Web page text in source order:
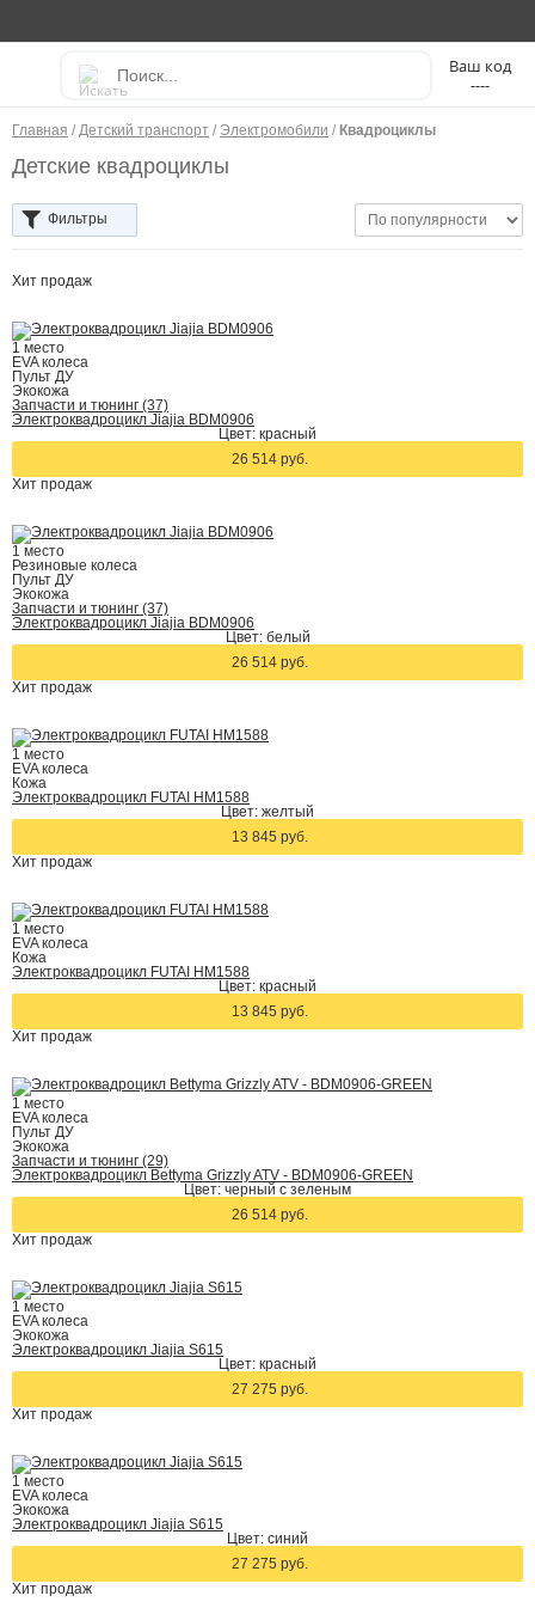
----
Главная / Детский транспорт / Электромобили / Квадроциклы
Детские квадроциклы
Фильтры
Хит продаж
1 место
EVA колеса
Пульт ДУ
Экокожа
Запчасти и тюнинг (37)
Электроквадроцикл Jiajia BDM0906
Цвет: красный
26 514 руб.
Хит продаж
1 место
Резиновые колеса
Пульт ДУ
Экокожа
Запчасти и тюнинг (37)
Электроквадроцикл Jiajia BDM0906
Цвет: белый
26 514 руб.
Хит продаж
1 место
EVA колеса
Кожа
Электроквадроцикл FUTAI HM1588
Цвет: желтый
13 845 руб.
Хит продаж
1 место
EVA колеса
Кожа
Электроквадроцикл FUTAI HM1588
Цвет: красный
13 845 руб.
Хит продаж
1 место
EVA колеса
Пульт ДУ
Экокожа
Запчасти и тюнинг (29)
Электроквадроцикл Bettyma Grizzly ATV - BDM0906-GREEN
Цвет: черный с зеленым
26 514 руб.
Хит продаж
1 место
EVA колеса
Экокожа
Электроквадроцикл Jiajia S615
Цвет: красный
27 275 руб.
Хит продаж
1 место
EVA колеса
Экокожа
Электроквадроцикл Jiajia S615
Цвет: синий
27 275 руб.
Хит продаж